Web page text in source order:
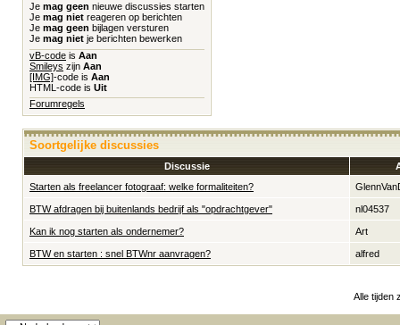
Je mag geen nieuwe discussies starten
Je mag niet reageren op berichten
Je mag geen bijlagen versturen
Je mag niet je berichten bewerken
vB-code is Aan
Smileys zijn Aan
[IMG]-code is Aan
HTML-code is Uit
Forumregels
Soortgelijke discussies
Discussie
Starten als freelancer fotograaf: welke formaliteiten?
BTW afdragen bij buitenlands bedrijf als "opdrachtgever" nl04537
Kan ik nog starten als ondernemer? Art
BTW en starten : snel BTWnr aanvragen? alfred
Alle tijden